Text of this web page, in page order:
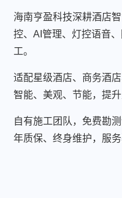
海南亨盈科技深耕酒店
控、AI管理、灯控语音
工。
适配星级酒店、商务酒
智能、美观、节能，提
自有施工团队，免费勘
年质保、终身维护，服